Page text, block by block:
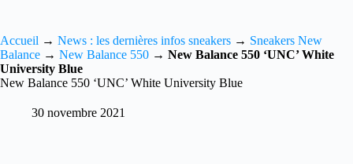
Accueil → News : les dernières infos sneakers → Sneakers New
Balance → New Balance 550 → New Balance 550 ‘UNC’ White
University Blue
New Balance 550 ‘UNC’ White University Blue
30 novembre 2021